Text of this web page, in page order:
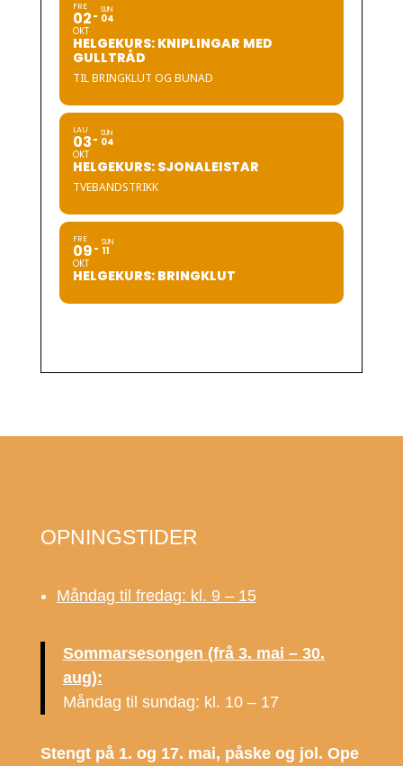
FRE
02
OKT
SUN
04
HELGEKURS: KNIPLINGAR MED
GULLTRÅD
TIL BRINGKLUT OG BUNAD
LAU
03
OKT
SUN
04
HELGEKURS: SJONALEISTAR
TVEBANDSTRIKK
FRE
09
OKT
SUN
11
HELGEKURS: BRINGKLUT
OPNINGSTIDER
Måndag til fredag: kl. 9 – 15
Sommarsesongen (frå 3. mai – 30.
aug):
Måndag til sundag: kl. 10 – 17
Stengt på 1. og 17. mai, påske og jol. Ope